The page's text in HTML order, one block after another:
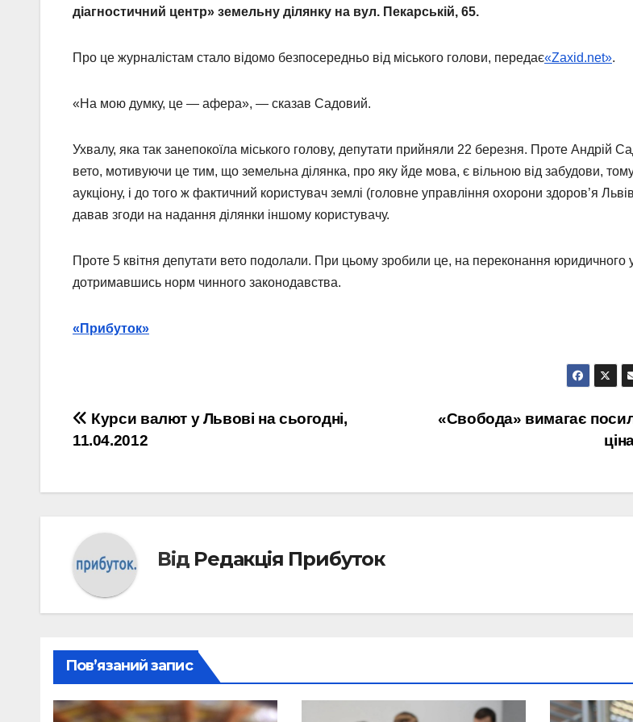
діагностичний центр» земельну ділянку на вул. Пекарській, 65.
Про це журналістам стало відомо безпосередньо від міського голови, передає«Zaxid.net».
«На мою думку, це — афера», — сказав Садовий.
Ухвалу, яка так занепокоїла міського голову, депутати прийняли 22 березня. Проте Андрій
вето, мотивуючи це тим, що земельна ділянка, про яку йде мова, є вільною від забудови,
аукціону, і до того ж фактичний користувач землі (головне управління охорони здоров’я
давав згоди на надання ділянки іншому користувачу.
Проте 5 квітня депутати вето подолали. При цьому зробили це, на переконання юридичного
дотримавшись норм чинного законодавства.
«Прибуток»
Навігація
«Свобода» вимагає
Курси валют у Львові на сьогодні,
11.04.2012
Від Редакція Прибуток
Пов’язаний запис